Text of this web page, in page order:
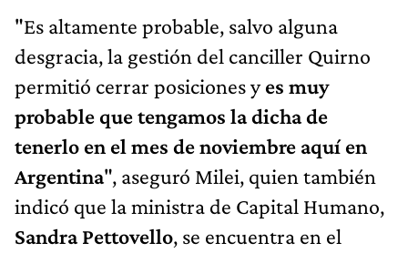
"Es altamente probable, salvo alguna
desgracia, la gestión del canciller Quirno
permitió cerrar posiciones yes muy
probable que tengamos la dicha de
tenerlo en el mes de noviembre aquí en
Argentina", aseguró Milei, quien también
indicó que la ministra de Capital Humano,
Sandra Pettovello, se encuentra en el